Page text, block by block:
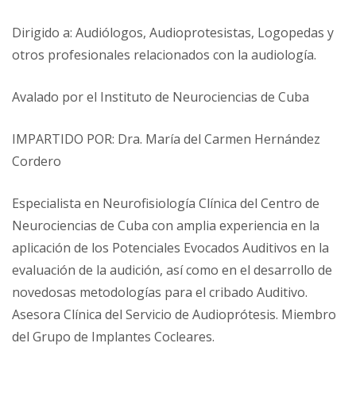
Dirigido a: Audiólogos, Audioprotesistas, Logopedas y
otros profesionales relacionados con la audiología.
Avalado por el Instituto de Neurociencias de Cuba
IMPARTIDO POR: Dra. María del Carmen Hernández
Cordero
Especialista en Neurofisiología Clínica del Centro de
Neurociencias de Cuba con amplia experiencia en la
aplicación de los Potenciales Evocados Auditivos en la
evaluación de la audición, así como en el desarrollo de
novedosas metodologías para el cribado Auditivo.
Asesora Clínica del Servicio de Audioprótesis. Miembro
del Grupo de Implantes Cocleares.